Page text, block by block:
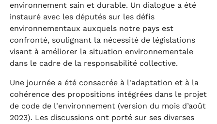
environnement sain et durable. Un dialogue a été
instauré avec les députés sur les défis
environnementaux auxquels notre pays est
confronté, soulignant la nécessité de législations
visant à améliorer la situation environnementale
dans le cadre de la responsabilité collective.
Une journée a été consacrée à l'adaptation et à la
cohérence des propositions intégrées dans le projet
de code de l'environnement (version du mois d’août
2023). Les discussions ont porté sur ses diverses